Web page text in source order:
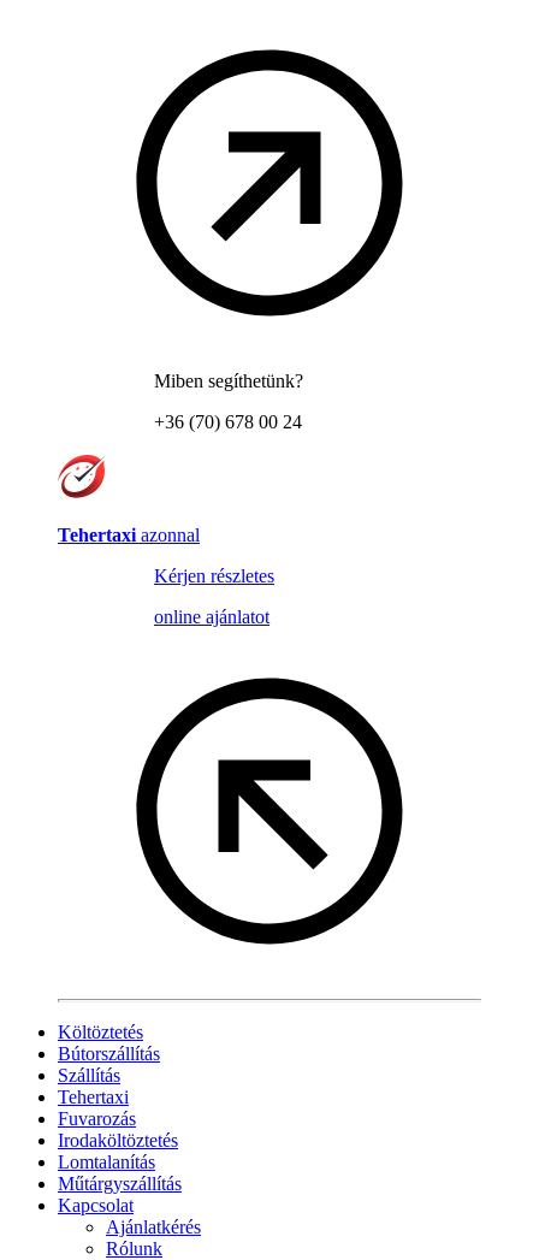
Miben segíthetünk?
+36 (70) 678 00 24
Tehertaxi azonnal
Kérjen részletes
online ajánlatot
Költöztetés
Bútorszállítás
Szállítás
Tehertaxi
Fuvarozás
Irodaköltöztetés
Lomtalanítás
Műtárgyszállítás
Kapcsolat
Ajánlatkérés
Rólunk